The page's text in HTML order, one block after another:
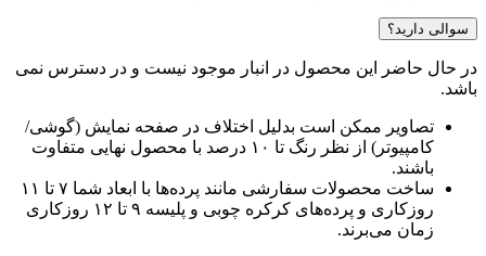
سوالی دارید؟
در حال حاضر این محصول در انبار موجود نیست و در دسترس نمی
باشد.
تصاویر ممکن است بدلیل اختلاف در صفحه نمایش (گوشی/
کامپیوتر) از نظر رنگ تا ۱۰ درصد با محصول نهایی متفاوت
باشند.
ساخت محصولات سفارشی مانند پرده‌ها با ابعاد شما ۷ تا ۱۱
روزکاری و پرده‌های کرکره چوبی و پلیسه ۹ تا ۱۲ روزکاری
زمان می‌برند.